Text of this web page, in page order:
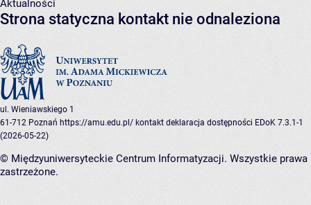
Aktualności
Strona statyczna kontakt nie odnaleziona
ul. Wieniawskiego 1
61-712 Poznań https://amu.edu.pl/ kontakt deklaracja dostępności EDoK 7.3.1-1
(2026-05-22)
© Międzyuniwersyteckie Centrum Informatyzacji. Wszystkie prawa
zastrzeżone.